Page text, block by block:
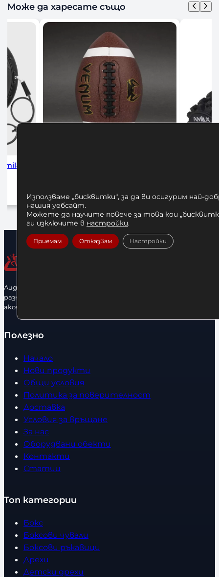
Може да харесате също
Lineup Football Series
в количката
Добавяне в количката
Лидерфитнес е водещ вносител и представител на голямо
разнообразие от бойна екипировка, фитнес уреди и
аксесоари.
Полезно
Начало
Нови продукти
Общи условия
Политика за поверителност
Доставка
Условия за връщане
За нас
Оборудвани обекти
Контакти
Статии
Топ категории
Бокс
Боксови чували
Боксови ръкавици
Дрехи
Детски дрехи
Използваме „бисквитки“, за да ви осигурим най-
нашия уебсайт.
Можете да научите повече за това кои
ги изключите в настройки.
Приемам Отказвам Настройки